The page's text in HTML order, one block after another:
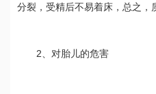
分裂，受精后不易着床，总之，
2、对胎儿的危害